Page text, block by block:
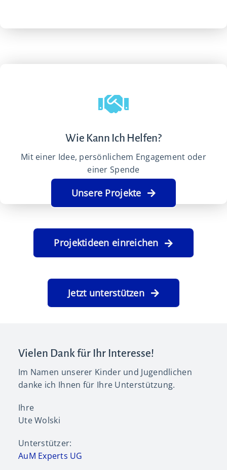
Wie Kann Ich Helfen?
Mit einer Idee, persönlichem Engagement oder
einer Spende
Unsere Projekte
Projektideen einreichen
Jetzt unterstützen
Vielen Dank für Ihr Interesse!
Im Namen unserer Kinder und Jugendlichen
danke ich Ihnen für Ihre Unterstützung.
Ihre
Ute Wolski
Unterstützer:
AuM Experts UG